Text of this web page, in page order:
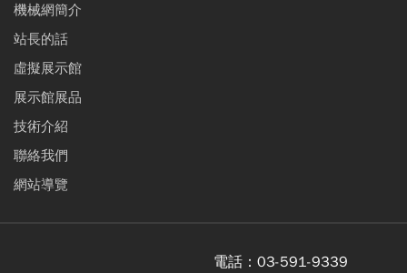
機械網簡介
站長的話
虛擬展示館
展示館展品
技術介紹
聯絡我們
網站導覽
電話： 03-591-9339